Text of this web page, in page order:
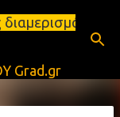
Σπάρτη και
Grad.gr